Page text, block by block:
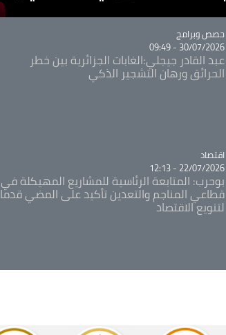
Catégorie
حصص وبرامج
30/07/2026 - 09:49
عبد القادر جيجلي:الغابات الجزائرية بين خطر
الحرائق ورهان التشجير الذكي
Catégorie
اقتصاد
22/07/2026 - 12:13
بوحرب: المتابعة الرئاسية للمشاريع المهيكلة في
قطاعي المناجم والتعدين تأكيد على المضي قدما
لتنويع الاقتصاد